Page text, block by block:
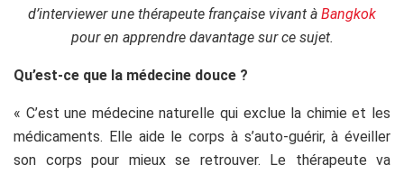
d’interviewer une thérapeute française vivant à Bangkok
pour en apprendre davantage sur ce sujet.
Qu’est-ce que la médecine douce ?
« C’est une médecine naturelle qui exclue la chimie et les
médicaments. Elle aide le corps à s’auto-guérir, à éveiller
son corps pour mieux se retrouver. Le thérapeute va